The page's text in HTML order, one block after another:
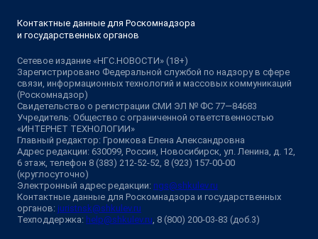
Контактные данные для Роскомнадзора
и государственных органов
Сетевое издание «НГС.НОВОСТИ» (18+)
Зарегистрировано Федеральной службой по надзору в сфере
связи, информационных технологий и массовых коммуникаций
(Роскомнадзор)
Свидетельство о регистрации СМИ ЭЛ № ФС 77—84683
Учредитель: Общество с ограниченной ответственностью
«ИНТЕРНЕТ ТЕХНОЛОГИИ»
Главный редактор: Громкова Елена Александровна
Адрес редакции: 630099, Россия, Новосибирск, ул. Ленина, д. 12,
6 этаж, телефон 8 (383) 212-52-52, 8 (923) 157-00-00
(круглосуточно)
Электронный адрес редакции: ngs@shkulev.ru
Контактные данные для Роскомнадзора и государственных
органов: juristnsk@shkulev.ru
Техподдержка: help@shkulev.ru , 8 (800) 200-03-83 (доб.3)